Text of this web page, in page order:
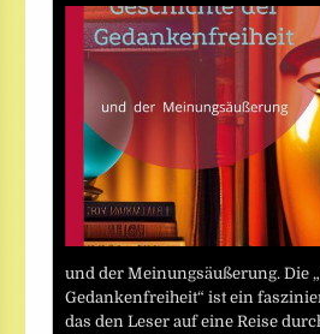
und der Meinungsäußerung. Die
Gedankenfreiheit“ ist ein
das den Leser auf eine Reise